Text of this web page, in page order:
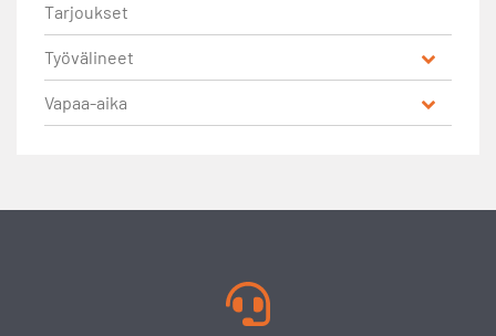
Tarjoukset
Työvälineet
Vapaa-aika